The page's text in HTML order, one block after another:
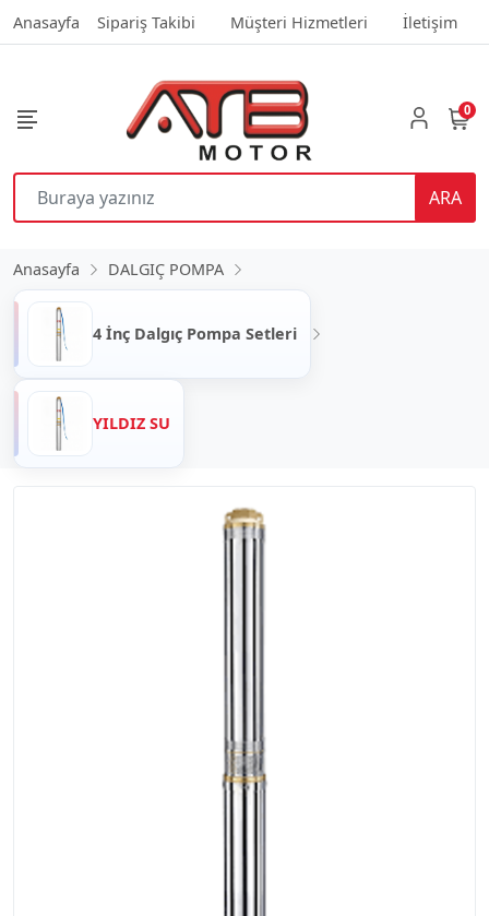
Anasayfa Sipariş Takibi Müşteri Hizmetleri İletişim
ARA
0
Anasayfa DALGIÇ POMPA
4 İnç Dalgıç Pompa Setleri
YILDIZ SU